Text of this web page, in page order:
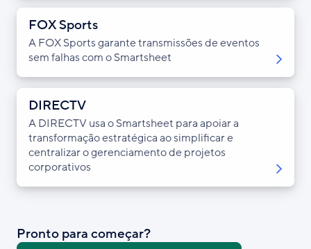
FOX Sports
A FOX Sports garante transmissões de eventos
sem falhas com o Smartsheet
DIRECTV
A DIRECTV usa o Smartsheet para apoiar a
transformação estratégica ao simplificar e
centralizar o gerenciamento de projetos
corporativos
Pronto para começar?